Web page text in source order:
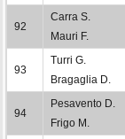
92
Carra S.
Mauri F.
93
Turri G.
Bragaglia D.
94
Pesavento D.
Frigo M.